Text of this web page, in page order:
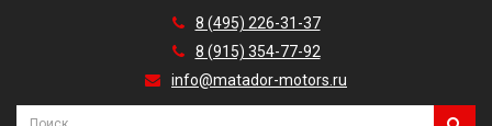
8 (495) 226-31-37
8 (915) 354-77-92
info@matador-motors.ru